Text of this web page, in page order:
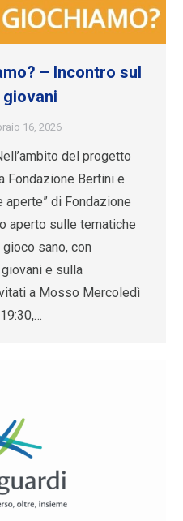
– Incontro sul
giovani
16, 2026
del progetto
Fondazione Bertini e
aperte” di Fondazione
aperto sulle tematiche
sano, con
e sulla
a Mosso Mercoledì